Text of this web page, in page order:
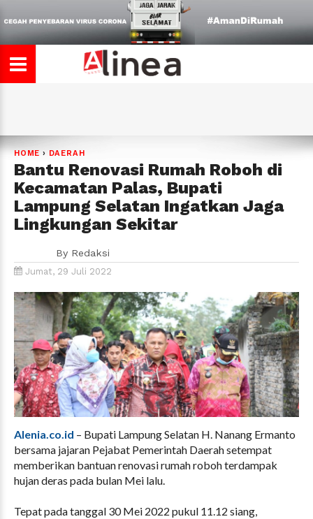
HOME › DAERAH
Bantu Renovasi Rumah Roboh di
Kecamatan Palas, Bupati
Lampung Selatan Ingatkan Jaga
Lingkungan Sekitar
By Redaksi
Jumat, 29 Juli 2022
Alenia.co.id – Bupati Lampung Selatan H. Nanang Ermanto
bersama jajaran Pejabat Pemerintah Daerah setempat
memberikan bantuan renovasi rumah roboh terdampak
hujan deras pada bulan Mei lalu.
Tepat pada tanggal 30 Mei 2022 pukul 11.12 siang,